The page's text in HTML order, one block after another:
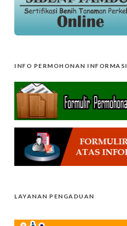
INFO PERMOHONAN INFORMASI
LAYANAN PENGADUAN